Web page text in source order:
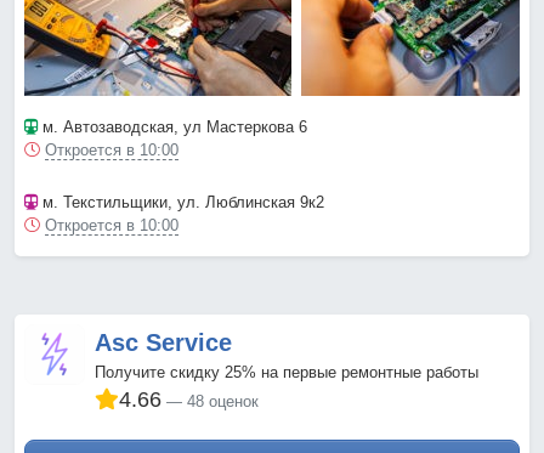
м. Автозаводская, ул Мастеркова 6
Откроется в 10:00
м. Текстильщики, ул. Люблинская 9к2
Откроется в 10:00
Asc Service
Получите скидку 25% на первые ремонтные работы
4.66 48 оценок